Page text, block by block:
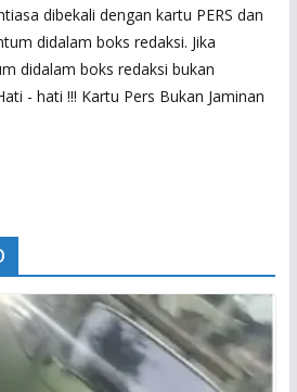
dibekali dengan kartu PERS dan
didalam boks redaksi. Jika
didalam boks redaksi bukan
- hati !!! Kartu Pers Bukan Jaminan